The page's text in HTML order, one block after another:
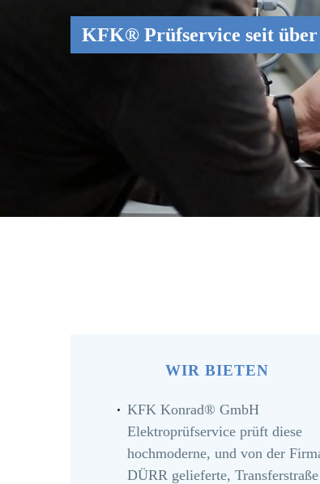
KFK® Prüfservice seit über
WIR BIETEN
KFK Konrad® GmbH
Elektroprüfservice prüft diese
hochmoderne, und von der
DÜRR gelieferte, Transferstraße